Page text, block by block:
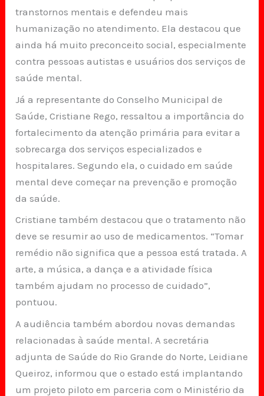
transtornos mentais e defendeu mais
humanização no atendimento. Ela destacou que
ainda há muito preconceito social, especialmente
contra pessoas autistas e usuários dos serviços de
saúde mental.
Já a representante do Conselho Municipal de
Saúde, Cristiane Rego, ressaltou a importância do
fortalecimento da atenção primária para evitar a
sobrecarga dos serviços especializados e
hospitalares. Segundo ela, o cuidado em saúde
mental deve começar na prevenção e promoção
da saúde.
Cristiane também destacou que o tratamento não
deve se resumir ao uso de medicamentos. “Tomar
remédio não significa que a pessoa está tratada. A
arte, a música, a dança e a atividade física
também ajudam no processo de cuidado”,
pontuou.
A audiência também abordou novas demandas
relacionadas à saúde mental. A secretária
adjunta de Saúde do Rio Grande do Norte, Leidiane
Queiroz, informou que o estado está implantando
um projeto piloto em parceria com o Ministério da